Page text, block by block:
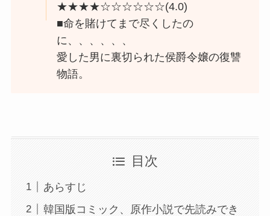
★★★★☆☆☆☆☆☆(4.0)
■命を賭けてまで尽くしたの
に、、、、、、
愛した男に裏切られた侯爵令嬢の復讐
物語。
目次
あらすじ
韓国版コミック、原作小説で先読みでき